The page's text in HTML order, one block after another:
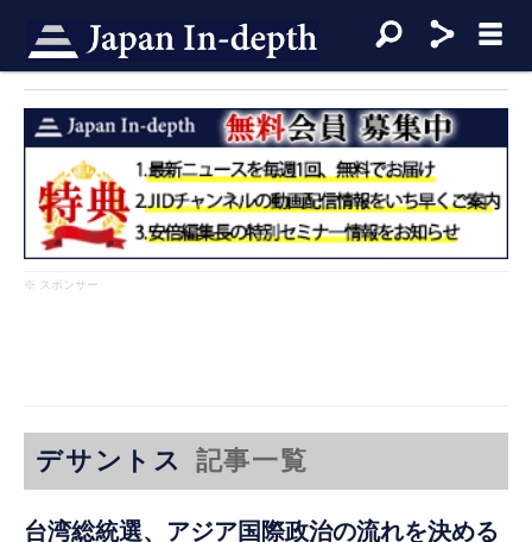
※ スポンサー
デサントス 記事一覧
台湾総統選、アジア国際政治の流れを決める